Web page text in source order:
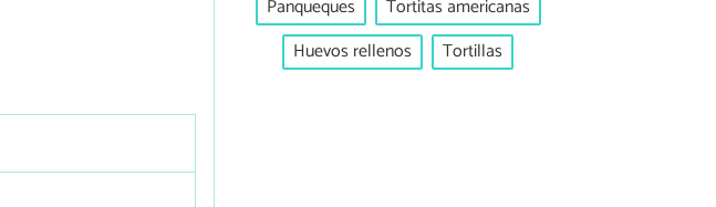
Panqueques
Tortitas americanas
Huevos rellenos
Tortillas